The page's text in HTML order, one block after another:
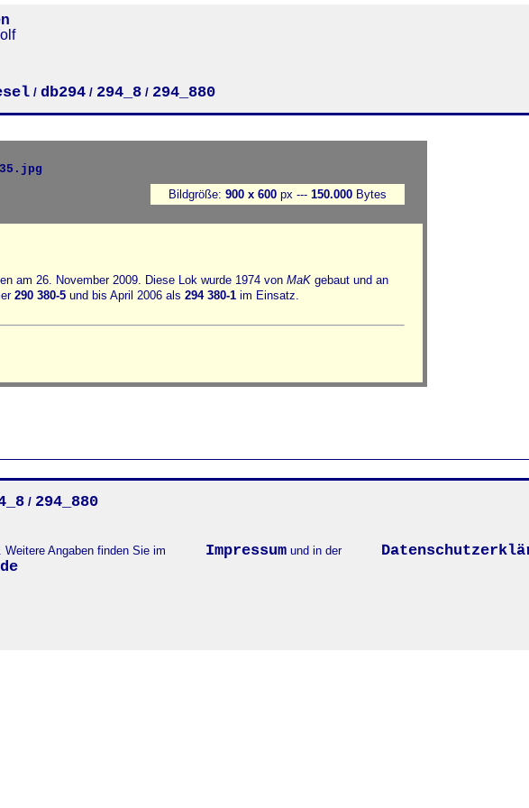
/ db294 / 294_8 / 294_880
Bildgröße: 900 x 600 px --- 150.000 Bytes
am 26. November 2009. Diese Lok wurde 1974 von MaK gebaut und an
290 380-5 und bis April 2006 als 294 380-1 im Einsatz.
/ 294_880
Angaben finden Sie im Impressum und in der